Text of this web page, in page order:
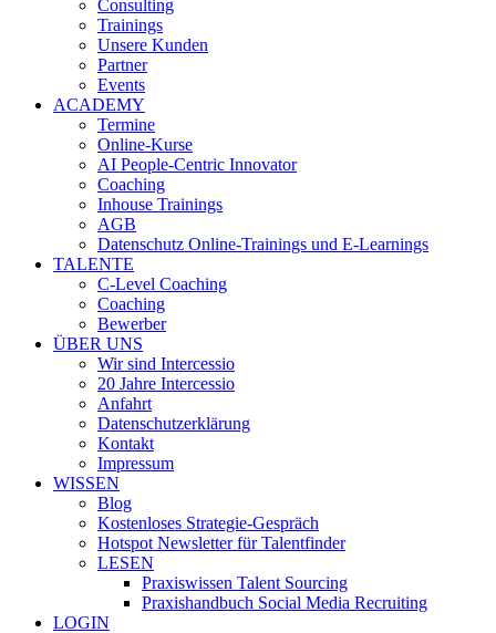
Consulting
Trainings
Unsere Kunden
Partner
Events
ACADEMY
Termine
Online-Kurse
AI People-Centric Innovator
Coaching
Inhouse Trainings
AGB
Datenschutz Online-Trainings und E-Learnings
TALENTE
C-Level Coaching
Coaching
Bewerber
ÜBER UNS
Wir sind Intercessio
20 Jahre Intercessio
Anfahrt
Datenschutzerklärung
Kontakt
Impressum
WISSEN
Blog
Kostenloses Strategie-Gespräch
Hotspot Newsletter für Talentfinder
LESEN
Praxiswissen Talent Sourcing
Praxishandbuch Social Media Recruiting
LOGIN